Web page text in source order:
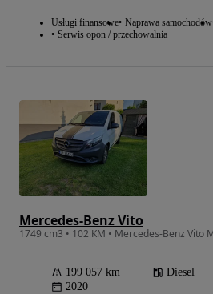
Usługi finansowe Naprawa samochodów
Serwis opon / przechowalnia
Mercedes-Benz Vito
199 057 km Diesel
2020